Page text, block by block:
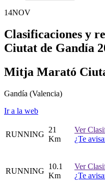
14NOV
Clasificaciones y
Ciutat de Gandía
Mitja Marató
Gandía (Valencia)
Ir a la web
RUNNING
21
Km
Ver
¿Te
RUNNING
10.1
Km
Ver
¿Te